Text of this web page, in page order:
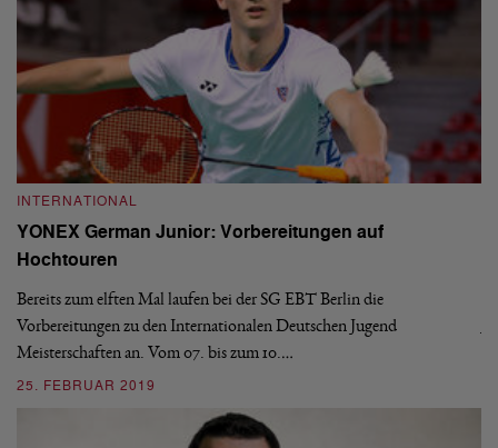
INTERNATIONAL
YONEX German Junior: Vorbereitungen auf
Hochtouren
Bereits zum elften Mal laufen bei der SG EBT Berlin die
Vorbereitungen zu den Internationalen Deutschen Jugend
Meisterschaften an. Vom 07. bis zum 10.…
25. FEBRUAR 2019